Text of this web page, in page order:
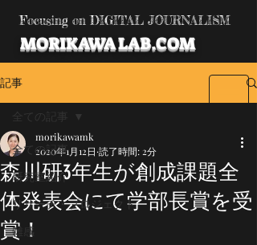
Focusing on DIGITAL JOURNALISM
MORIKAWA LAB.COM
記事
全ての記事
研究室紹介
リサーチ・プロジェクト
雑感
全ての記事
森川研3年生が創成課題全
体発表会にて学部長賞を受
賞！
morikawamk
2020年1月12日 読了時間: 2分